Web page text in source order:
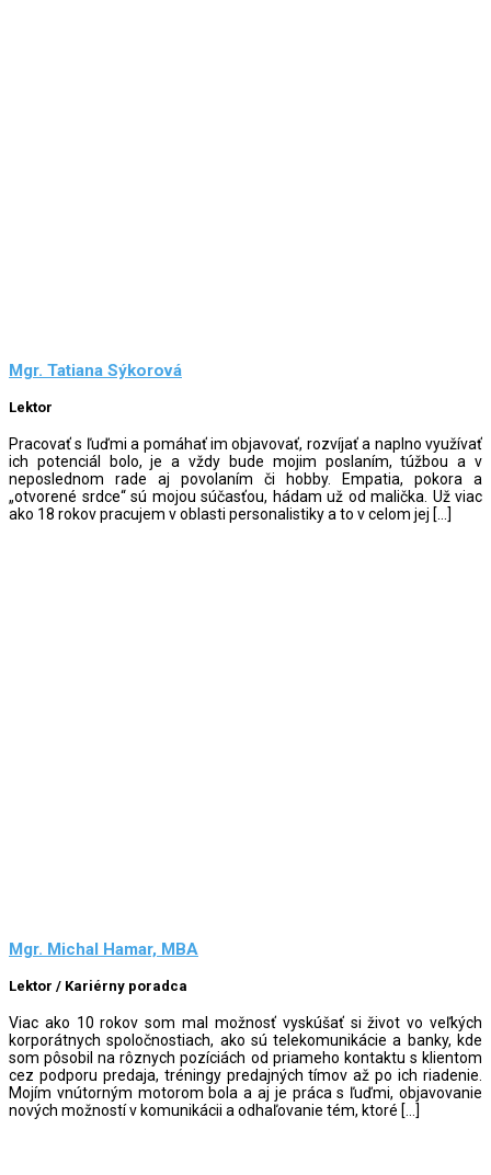
Mgr. Tatiana Sýkorová
Lektor
Pracovať s ľuďmi a pomáhať im objavovať, rozvíjať a naplno využívať
ich potenciál bolo, je a vždy bude mojim poslaním, túžbou a v
neposlednom rade aj povolaním či hobby. Empatia, pokora a
„otvorené srdce“ sú mojou súčasťou, hádam už od malička. Už viac
ako 18 rokov pracujem v oblasti personalistiky a to v celom jej […]
Mgr. Michal Hamar, MBA
Lektor / Kariérny poradca
Viac ako 10 rokov som mal možnosť vyskúšať si život vo veľkých
korporátnych spoločnostiach, ako sú telekomunikácie a banky, kde
som pôsobil na rôznych pozíciách od priameho kontaktu s klientom
cez podporu predaja, tréningy predajných tímov až po ich riadenie.
Mojím vnútorným motorom bola a aj je práca s ľuďmi, objavovanie
nových možností v komunikácii a odhaľovanie tém, ktoré […]